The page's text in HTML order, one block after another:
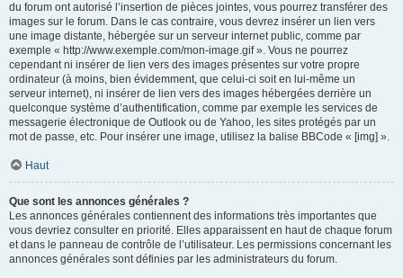
du forum ont autorisé l’insertion de pièces jointes, vous pourrez transférer des
images sur le forum. Dans le cas contraire, vous devrez insérer un lien vers
une image distante, hébergée sur un serveur internet public, comme par
exemple « http://www.exemple.com/mon-image.gif ». Vous ne pourrez
cependant ni insérer de lien vers des images présentes sur votre propre
ordinateur (à moins, bien évidemment, que celui-ci soit en lui-même un
serveur internet), ni insérer de lien vers des images hébergées derrière un
quelconque système d’authentification, comme par exemple les services de
messagerie électronique de Outlook ou de Yahoo, les sites protégés par un
mot de passe, etc. Pour insérer une image, utilisez la balise BBCode « [img] ».
Haut
Que sont les annonces générales ?
Les annonces générales contiennent des informations très importantes que
vous devriez consulter en priorité. Elles apparaissent en haut de chaque forum
et dans le panneau de contrôle de l’utilisateur. Les permissions concernant les
annonces générales sont définies par les administrateurs du forum.